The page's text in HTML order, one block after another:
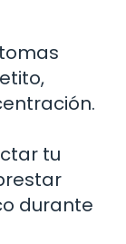
tu
durante